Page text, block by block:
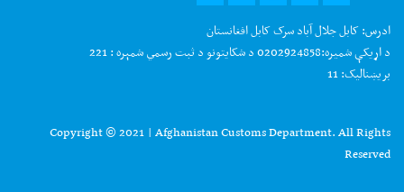
ادرس:کابل جلال آباد سرک کابل افغانستان
د اړیکې شمیره:0202924858 د شکایتونو د ثبت رسمي شمېره : 221
بریښنالیک:
Copyright © 2021 | Afghanistan Customs Department. All Rights
Reserved